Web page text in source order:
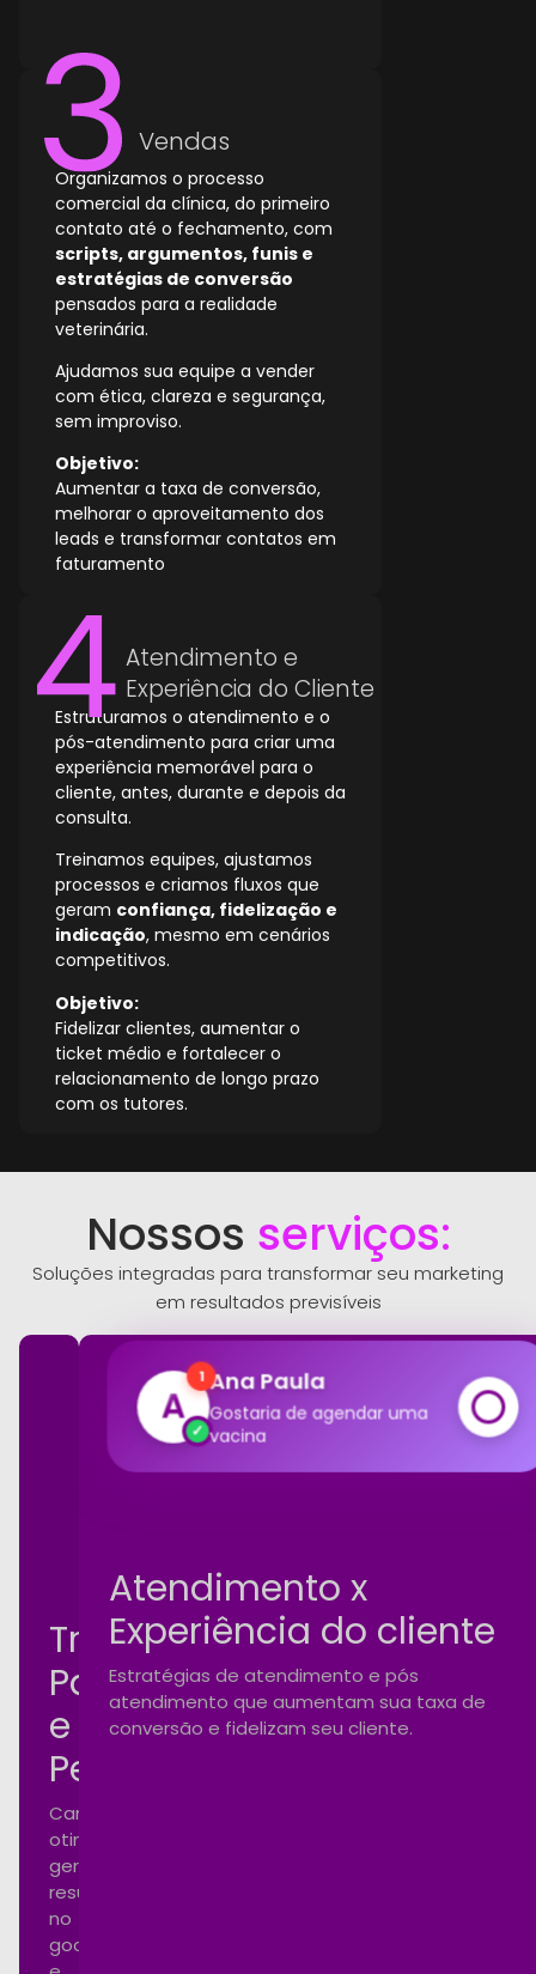
Vendas
Organizamos o processo
comercial da clínica, do primeiro
contato até o fechamento, com
scripts, argumentos, funis e
estratégias de conversão
pensados para a realidade
veterinária.
Ajudamos sua equipe a vender
com ética, clareza e segurança,
sem improviso.
Objetivo:
Aumentar a taxa de conversão,
melhorar o aproveitamento dos
leads e transformar contatos em
faturamento
Atendimento e
Experiência do Cliente
Estruturamos o atendimento e o
pós-atendimento para criar uma
experiência memorável para o
cliente, antes, durante e depois da
consulta.
Treinamos equipes, ajustamos
processos e criamos fluxos que
geram confiança, fidelização e
indicação, mesmo em cenários
competitivos.
Objetivo:
Fidelizar clientes, aumentar o
ticket médio e fortalecer o
relacionamento de longo prazo
com os tutores.
Nossos serviços:
Soluções integradas para transformar seu marketing
em resultados previsíveis
Tráfego
Pago
e
Performance
Campanhas
otimizadas
gerando
resultados
no
google
A
1 Ana Paula
Gostaria de agendar uma
vacina
Atendimento x
Experiência do cliente
Estratégias de atendimento e pós
atendimento que aumentam sua taxa de
conversão e fidelizam seu cliente.